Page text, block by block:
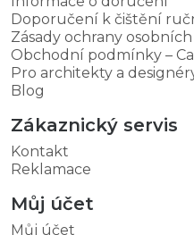
Doporučení k čištění
Zásady ochrany
Obchodní podmínky –
Pro architekty a
Blog
Zákaznický servis
Kontakt
Reklamace
Můj účet
Můj účet